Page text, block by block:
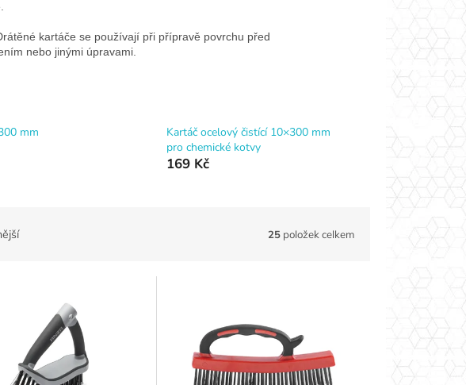
kartáče se používají při přípravě povrchu před
nebo jinými úpravami.
mm
Kartáč ocelový čistící 10×300 mm
pro chemické kotvy
169 Kč
25 položek celkem